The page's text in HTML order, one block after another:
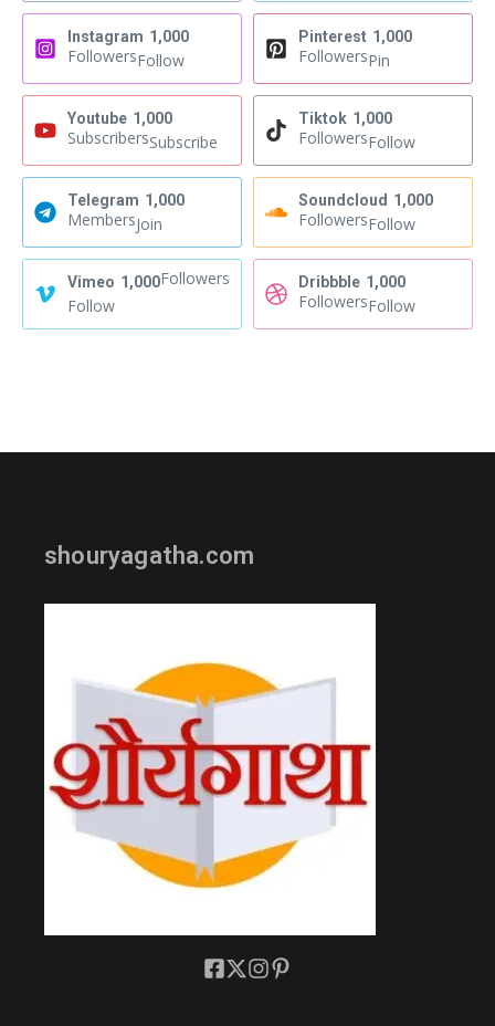
Instagram 1,000
FollowersFollow
Pinterest 1,000
FollowersPin
Youtube 1,000
SubscribersSubscribe
Tiktok 1,000
FollowersFollow
Telegram 1,000
MembersJoin
Soundcloud 1,000
FollowersFollow
Vimeo 1,000Followers
Follow
Dribbble 1,000
FollowersFollow
shouryagatha.com